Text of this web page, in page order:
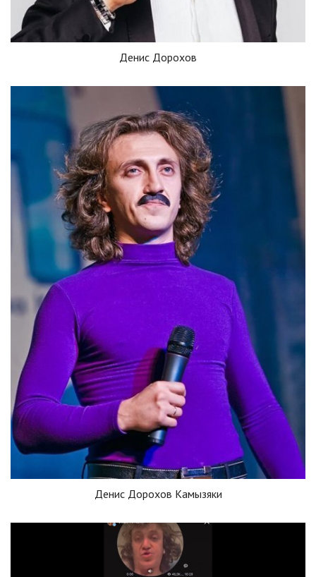
Денис Дорохов
Денис Дорохов Камызяки